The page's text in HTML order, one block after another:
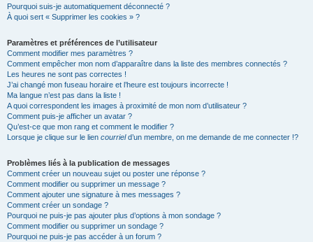
Pourquoi suis-je automatiquement déconnecté ?
À quoi sert « Supprimer les cookies » ?
Paramètres et préférences de l’utilisateur
Comment modifier mes paramètres ?
Comment empêcher mon nom d’apparaître dans la liste des membres connectés ?
Les heures ne sont pas correctes !
J’ai changé mon fuseau horaire et l’heure est toujours incorrecte !
Ma langue n’est pas dans la liste !
A quoi correspondent les images à proximité de mon nom d’utilisateur ?
Comment puis-je afficher un avatar ?
Qu’est-ce que mon rang et comment le modifier ?
Lorsque je clique sur le lien courrield’un membre, on me demande de me connecter !?
Problèmes liés à la publication de messages
Comment créer un nouveau sujet ou poster une réponse ?
Comment modifier ou supprimer un message ?
Comment ajouter une signature à mes messages ?
Comment créer un sondage ?
Pourquoi ne puis-je pas ajouter plus d’options à mon sondage ?
Comment modifier ou supprimer un sondage ?
Pourquoi ne puis-je pas accéder à un forum ?